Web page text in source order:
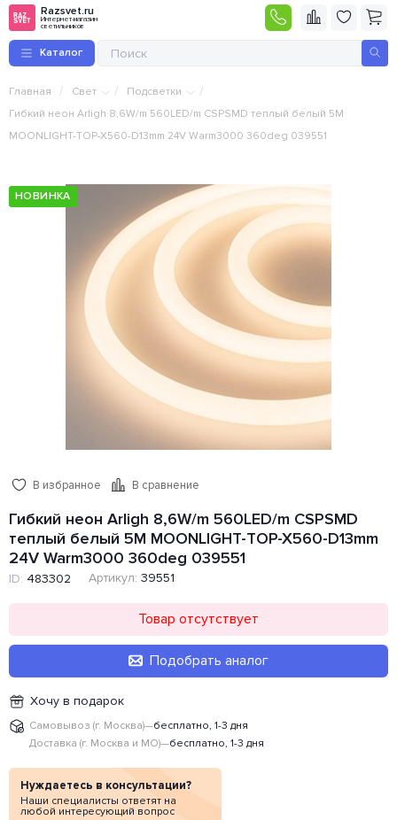
Razsvet.ru
Интернет-магазин
светильников
Каталог
Главная / Свет / Подсветки /
Гибкий неон Arligh 8,6W/m 560LED/m CSPSMD теплый белый 5M
MOONLIGHT-TOP-X560-D13mm 24V Warm3000 360deg 039551
НОВИНКА
В избранное В сравнение
Гибкий неон Arligh 8,6W/m 560LED/m CSPSMD
теплый белый 5M MOONLIGHT-TOP-X560-D13mm
24V Warm3000 360deg 039551
ID: 483302 Артикул: 39551
Товар отсутствует
Подобрать аналог
Хочу в подарок
Самовывоз (г. Москва)—бесплатно, 1-3 дня
Доставка (г. Москва и МО)—бесплатно, 1-3 дня
Нуждаетесь в консультации?
Наши специалисты ответят на
любой интересующий вопрос